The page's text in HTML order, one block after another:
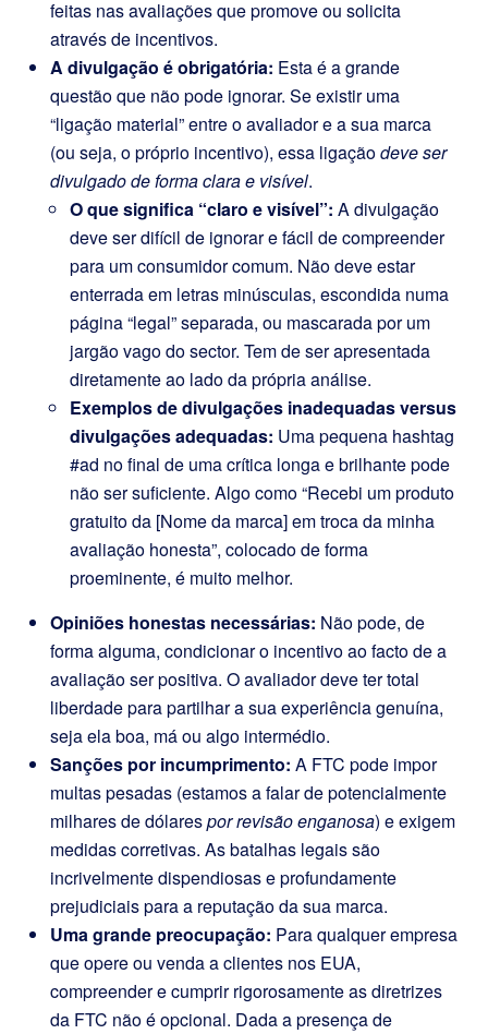
feitas nas avaliações que promove ou solicita
através de incentivos.
A divulgação é obrigatória: Esta é a grande
questão que não pode ignorar. Se existir uma
“ligação material” entre o avaliador e a sua marca
(ou seja, o próprio incentivo), essa ligaçãodeve ser
divulgado de forma clara e visível.
O que significa “claro e visível”: A divulgação
deve ser difícil de ignorar e fácil de compreender
para um consumidor comum. Não deve estar
enterrada em letras minúsculas, escondida numa
página “legal” separada, ou mascarada por um
jargão vago do sector. Tem de ser apresentada
diretamente ao lado da própria análise.
Exemplos de divulgações inadequadas versus
divulgações adequadas: Uma pequena hashtag
#ad no final de uma crítica longa e brilhante pode
não ser suficiente. Algo como “Recebi um produto
gratuito da [Nome da marca] em troca da minha
avaliação honesta”, colocado de forma
proeminente, é muito melhor.
Opiniões honestas necessárias: Não pode, de
forma alguma, condicionar o incentivo ao facto de a
avaliação ser positiva. O avaliador deve ter total
liberdade para partilhar a sua experiência genuína,
seja ela boa, má ou algo intermédio.
Sanções por incumprimento: A FTC pode impor
multas pesadas (estamos a falar de potencialmente
milhares de dólarespor revisão enganosa) e exigem
medidas corretivas. As batalhas legais são
incrivelmente dispendiosas e profundamente
prejudiciais para a reputação da sua marca.
Uma grande preocupação: Para qualquer empresa
que opere ou venda a clientes nos EUA,
compreender e cumprir rigorosamente as diretrizes
da FTC não é opcional. Dada a presença de